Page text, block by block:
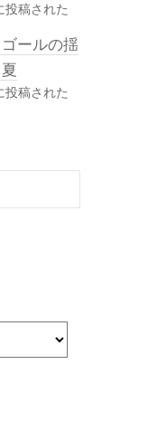
投稿された
ールの揺
投稿された